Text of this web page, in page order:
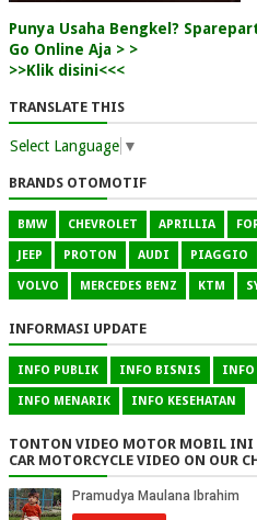
Punya Usaha Bengkel?
Go Online Aja > >
>>Klik disini<<<
TRANSLATE THIS
Select Language ▼
BRANDS OTOMOTIF
BMW CHEVROLET APRILLIA
JEEP PROTON AUDI PIAGGIO
VOLVO MERCEDES BENZ KTM
INFORMASI UPDATE
INFO PUBLIK INFO BISNIS INFO
INFO MENARIK INFO KESEHATAN
TONTON VIDEO MOTOR MOBIL INI
CAR MOTORCYCLE VIDEO ON OUR